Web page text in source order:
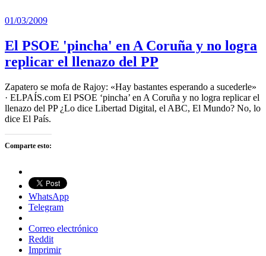
01/03/2009
El PSOE 'pincha' en A Coruña y no logra
replicar el llenazo del PP
Zapatero se mofa de Rajoy: «Hay bastantes esperando a sucederle»
· ELPAÍS.com El PSOE ‘pincha’ en A Coruña y no logra replicar el
llenazo del PP ¿Lo dice Libertad Digital, el ABC, El Mundo? No, lo
dice El País.
Comparte esto:
WhatsApp
Telegram
Correo electrónico
Reddit
Imprimir